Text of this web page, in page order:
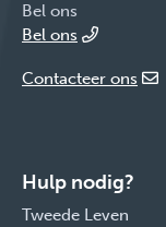
Bel ons
Bel ons
Contacteer ons
Hulp nodig?
Tweede Leven